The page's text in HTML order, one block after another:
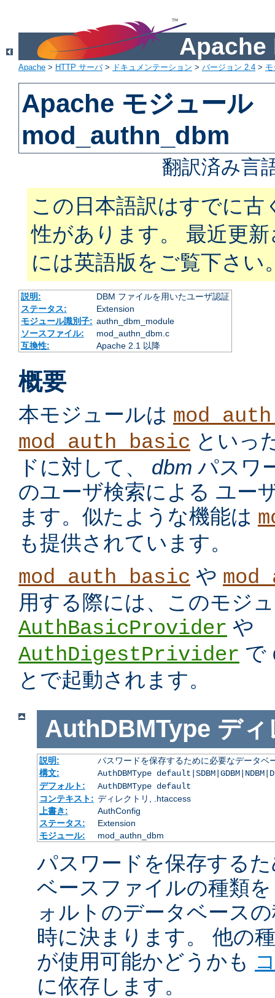
Apache
Apache > HTTP サーバ> ドキュメンテーション > バージョン 2.4 >
Apache モジュール
mod_authn_dbm
翻訳済み言
この日本語訳はすでに古
性があります。 最近更
には英語版をご覧下さい
説明:
DBM ファイルを用いたユーザ認証
ステータス:
Extension
モジュール識別子: authn_dbm_module
ソースファイル:
mod_authn_dbm.c
互換性:
Apache 2.1 以降
概要
本モジュールは
mod_auth_basic といっ
ドに対して、 dbm パスワ
のユーザ検索による ユー
ます。似たような機能は
も提供されています。
mod_auth_basic や
用する際には、このモジ
AuthBasicProvider や
AuthDigestPrivider で
とで起動されます。
AuthDBMType ディ
説明:
パスワードを保存するために必要なデータベ
構文:
AuthDBMType
デフォルト:
AuthDBMType default
コンテキスト: ディレクトリ, .htaccess
上書き:
AuthConfig
ステータス:
Extension
モジュール:
mod_authn_dbm
パスワードを保存する
ベースファイルの種類
ォルトのデータベース
時に決まります。 他の
が使用可能かどうかも
に依存します。